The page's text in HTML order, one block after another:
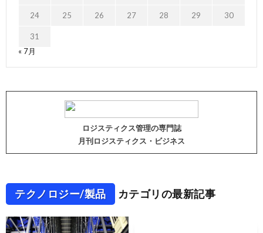
24 25 26 27 28 29 30
31
« 7月
ロジスティクス管理の専門誌
月刊ロジスティクス・ビジネス
テクノロジー/製品 カテゴリの最新記事